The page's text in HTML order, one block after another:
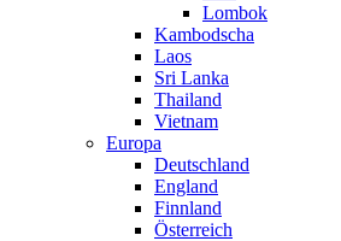
Lombok
Kambodscha
Laos
Sri Lanka
Thailand
Vietnam
Europa
Deutschland
England
Finnland
Österreich